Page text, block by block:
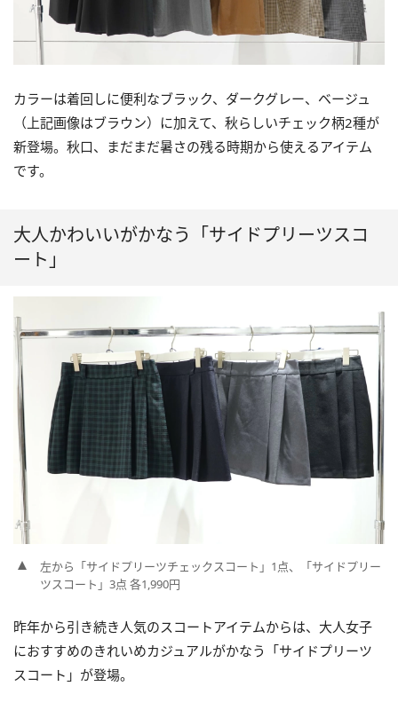
カラーは着回しに便利なブラック、ダークグレー、ベージュ
（上記画像はブラウン）に加えて、秋らしいチェック柄2種が
新登場。秋口、まだまだ暑さの残る時期から使えるアイテム
です。
大人かわいいがかなう「サイドプリーツスコ
ート」
左から「サイドプリーツチェックスコート」1点、「サイドプリー
ツスコート」3点 各1,990円
昨年から引き続き人気のスコートアイテムからは、大人女子
におすすめのきれいめカジュアルがかなう「サイドプリーツ
スコート」が登場。